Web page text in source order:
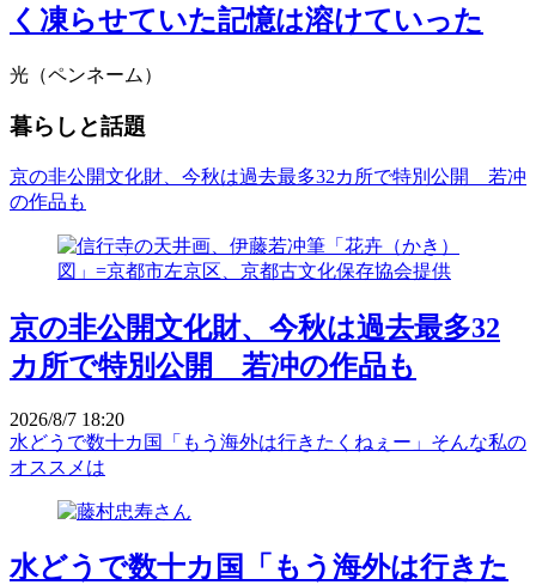
く凍らせていた記憶は溶けていった
光（ペンネーム）
暮らしと話題
京の非公開文化財、今秋は過去最多32カ所で特別公開 若冲
の作品も
京の非公開文化財、今秋は過去最多32
カ所で特別公開 若冲の作品も
2026/8/7 18:20
水どうで数十カ国「もう海外は行きたくねぇー」そんな私の
オススメは
水どうで数十カ国「もう海外は行きた